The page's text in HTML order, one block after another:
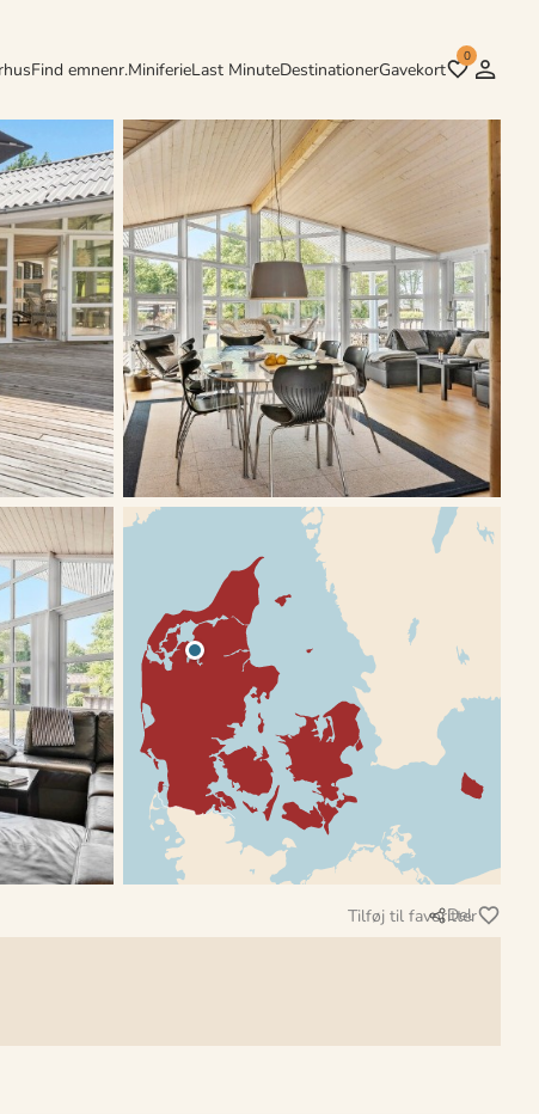
Find emnenr.MiniferieLast MinuteDestinationerGavekort
0
Tilføj til favoritter
Del